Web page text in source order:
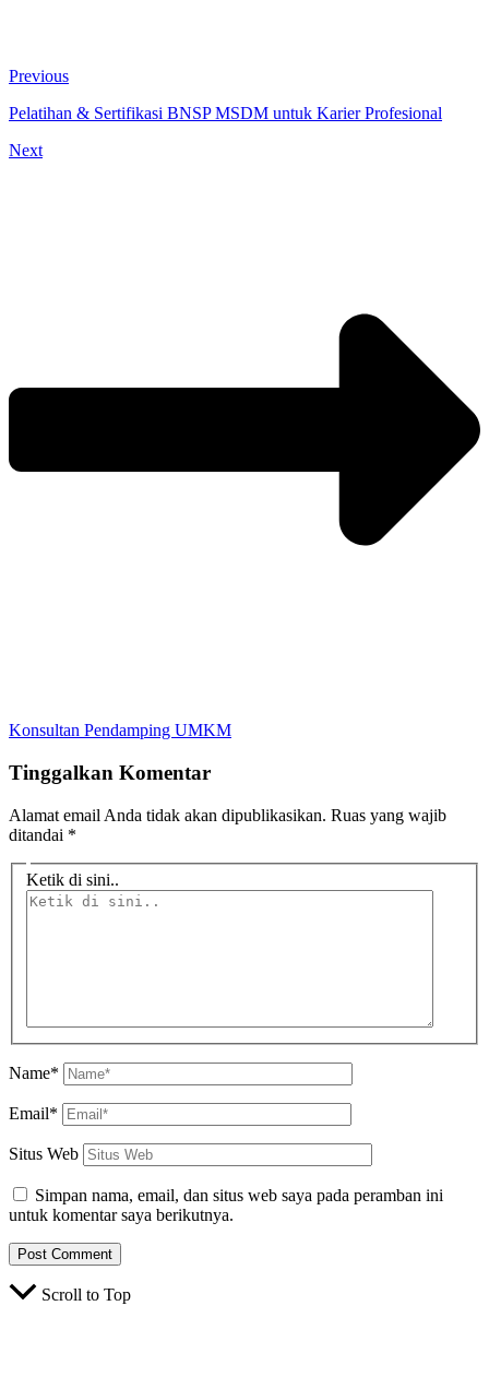
Previous
Pelatihan & Sertifikasi BNSP MSDM untuk Karier Profesional
Next
Konsultan Pendamping UMKM
Tinggalkan Komentar
Alamat email Anda tidak akan dipublikasikan. Ruas yang wajib
ditandai *
Ketik di sini..
Name*
Email*
Situs Web
Simpan nama, email, dan situs web saya pada peramban ini
untuk komentar saya berikutnya.
Scroll to Top